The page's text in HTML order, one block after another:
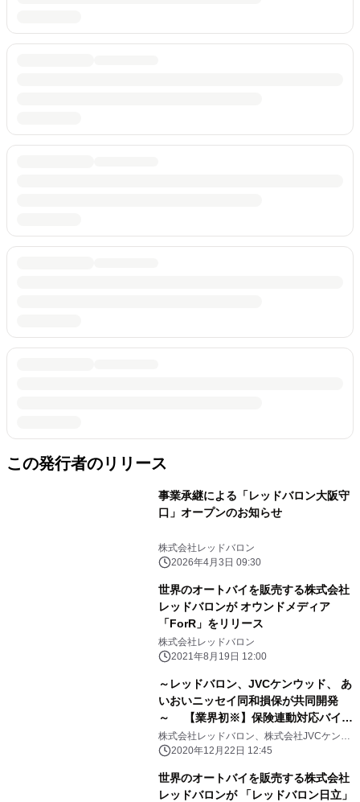
この発行者のリリース
事業承継による「レッドバロン大阪守
口」オープンのお知らせ
株式会社レッドバロン
2026年4月3日 09:30
世界のオートバイを販売する株式会社
レッドバロンが オウンドメディア
「ForR」をリリース
株式会社レッドバロン
2021年8月19日 12:00
～レッドバロン、JVCケンウッド、 あ
いおいニッセイ同和損保が共同開発
～ 【業界初※】保険連動対応バイク
用ドライブレコーダーを提供開始 専
用スマートフォンアプリで事故映像を
株式会社レッドバロン、株式会社JVCケンウ
ッド、あいおいニッセイ同和損害保険株式会
2020年12月22日 12:45
世界のオートバイを販売する株式会社
レッドバロンが 「レッドバロン日立」